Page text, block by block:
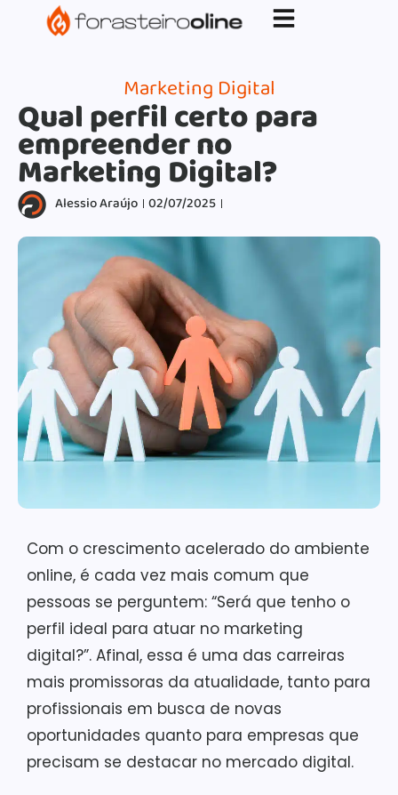
G-XVBZZCFH00pub-5970489886047746AW-
17954400846.
Marketing Digital
Qual perfil certo para
empreender no
Marketing Digital?
Alessio Araújo 02/07/2025
Com o crescimento acelerado do ambiente
online, é cada vez mais comum que
pessoas se perguntem: “Será que tenho o
perfil ideal para atuar no marketing
digital?”. Afinal, essa é uma das carreiras
mais promissoras da atualidade, tanto para
profissionais em busca de novas
oportunidades quanto para empresas que
precisam se destacar no mercado digital.